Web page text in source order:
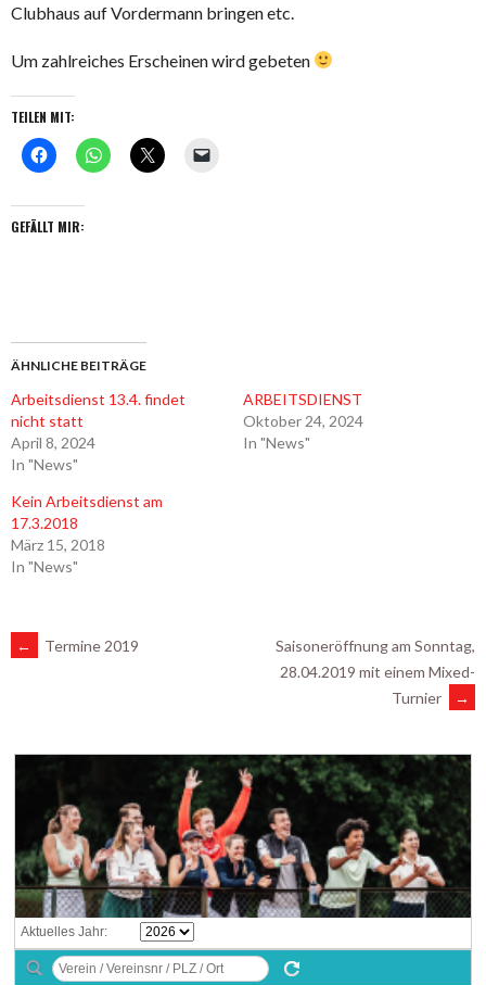
Clubhaus auf Vordermann bringen etc.
Um zahlreiches Erscheinen wird gebeten
TEILEN MIT:
GEFÄLLT MIR:
ÄHNLICHE BEITRÄGE
Arbeitsdienst 13.4. findet
nicht statt
April 8, 2024
In "News"
ARBEITSDIENST
Oktober 24, 2024
In "News"
Kein Arbeitsdienst am
17.3.2018
März 15, 2018
In "News"
ARTIKEL-
← Termine 2019
Saisoneröffnung am Sonntag,
28.04.2019 mit einem Mixed-
Turnier
→